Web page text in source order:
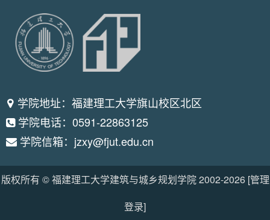
学院地址：福建理工大学旗山校区北区
学院电话：0591-22863125
学院信箱：jzxy@fjut.edu.cn
版权所有 © 福建理工大学建筑与城乡规划学院 2002-2026 [管理
登录]